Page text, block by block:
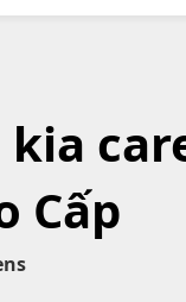
Cấp